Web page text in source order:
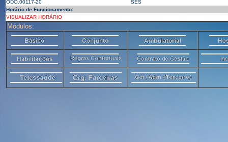
ODO.00117-20
SES
Horário de Funcionamento:
VISUALIZAR HORÁRIO
Módulos: